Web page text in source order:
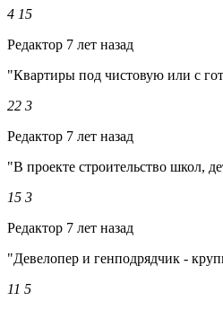
4 15
Редактор 7 лет назад
"Квартиры под чистовую или с
22 3
Редактор 7 лет назад
"В проекте строительство школ,
15 3
Редактор 7 лет назад
"Девелопер и генподрядчик -
11 5